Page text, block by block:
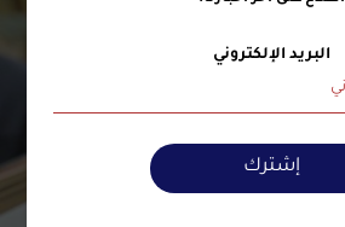
البريد الإلكتروني
إشترك